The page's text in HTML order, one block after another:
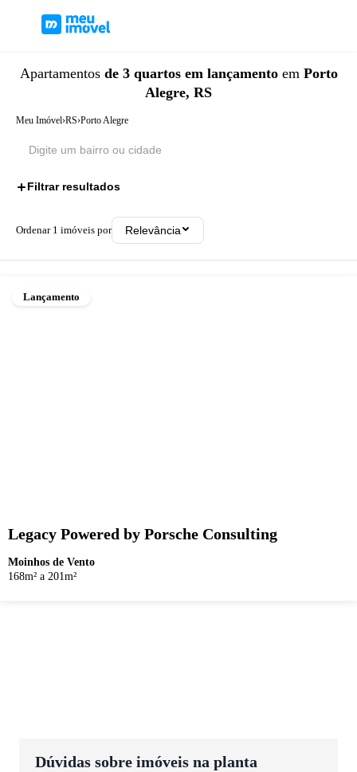
Apartamentos de 3 quartos em lançamento em Porto
Alegre, RS
Meu Imóvel›RS›Porto Alegre
Filtrar resultados
Ordenar 1 imóveis por Relevância
Lançamento
Legacy Powered by Porsche Consulting
Moinhos de Vento
168m² a 201m²
Dúvidas sobre imóveis na planta